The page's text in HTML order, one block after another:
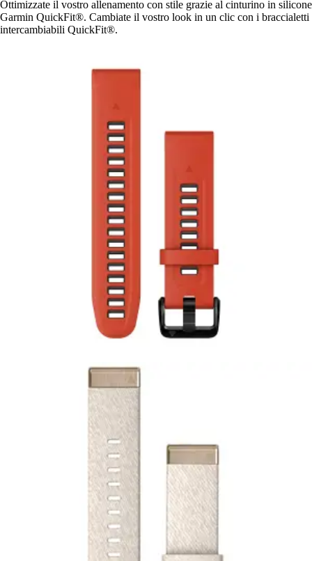
Ottimizzate il vostro allenamento con stile grazie al cinturino in silicone
Garmin QuickFit®. Cambiate il vostro look in un clic con i braccialetti
intercambiabili QuickFit®.